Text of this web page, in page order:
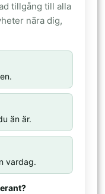
tillgång till alla
nära dig,
än är.
vardag.